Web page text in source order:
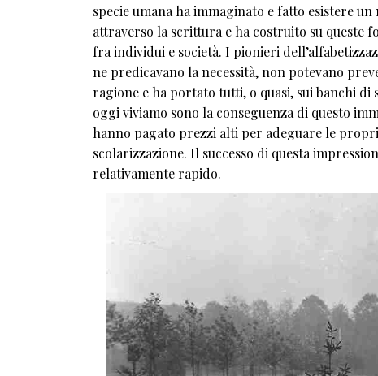
specie umana ha immaginato e fatto esistere
attraverso la scrittura e ha costruito su queste
fra individui e società. I pionieri
ne predicavano la necessità, non potevano
ragione e ha portato tutti, o quasi, sui banchi
oggi viviamo sono la conseguenza di questo
hanno pagato prezzi alti per adeguare le
scolarizzazione. Il successo di questa
relativamente rapido.